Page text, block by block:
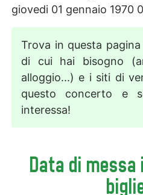
giovedi 01 gennaio 1970
Trova in questa
di cui hai bisogno
alloggio...) e i siti di
questo concerto e
interessa!
Data di